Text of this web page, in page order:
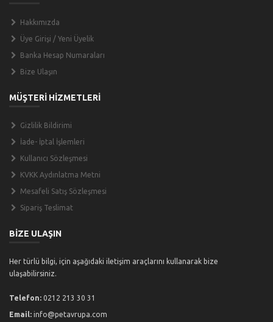
Hakkımızda
Üye Girişi / Yeni Üyelik
Banka Hesap Numaraları
Bize Ulaşın
MÜŞTERİ HİZMETLERİ
Gizlilik Bildirimi
İade- İptal İşlemleri
Kullanıcı Sözleşmesi
KVKK Aydınlatma Metni
Mesafeli Satış Sözleşmesi
Sipariş Teslimat
BİZE ULAŞIN
Her türlü bilgi, için aşağıdaki iletişim araçlarını kullanarak bize
ulaşabilirsiniz.
Telefon: 0212 213 30 31
Email: info@petavrupa.com